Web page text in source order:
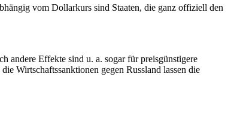
vom Dollarkurs sind Staaten, die ganz offiziell den
andere Effekte sind u. a. sogar für preisgünstigere
Wirtschaftssanktionen gegen Russland lassen die